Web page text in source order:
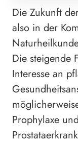
Die Zukunft
also in der
Die steigende
Interesse an
Prophylaxe